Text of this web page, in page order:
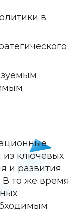
в
из ключевых
и развития
В то же время